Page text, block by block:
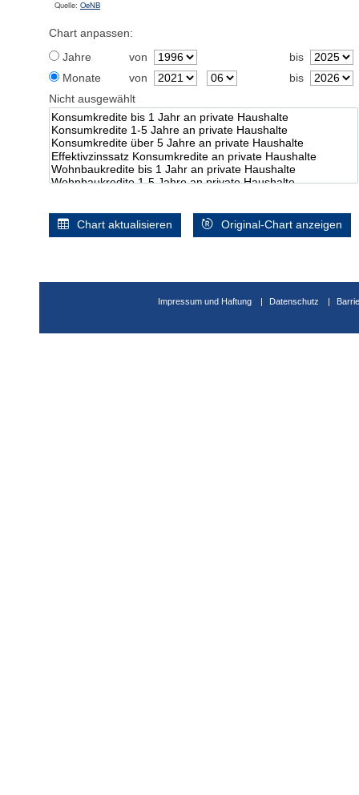
Quelle: OeNB
Chart anpassen:
Jahre
von
bis
Monate
von
bis
Nicht ausgewählt
Chart aktualisieren Original-Chart anzeigen
Impressum und Haftung Datenschutz